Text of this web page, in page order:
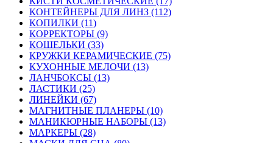
КОНТЕЙНЕРЫ ДЛЯ ЛИНЗ (112)
КОПИЛКИ (11)
КОРРЕКТОРЫ (9)
КОШЕЛЬКИ (33)
КРУЖКИ КЕРАМИЧЕСКИЕ (75)
КУХОННЫЕ МЕЛОЧИ (13)
ЛАНЧБОКСЫ (13)
ЛАСТИКИ (25)
ЛИНЕЙКИ (67)
МАГНИТНЫЕ ПЛАНЕРЫ (10)
МАНИКЮРНЫЕ НАБОРЫ (13)
МАРКЕРЫ (28)